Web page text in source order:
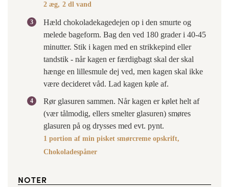
2 æg, 2 dl vand
Hæld chokoladekagedejen op i den smurte og
melede bageform. Bag den ved 180 grader i 40-45
minutter. Stik i kagen med en strikkepind eller
tandstik - når kagen er færdigbagt skal der skal
hænge en lillesmule dej ved, men kagen skal ikke
være decideret våd. Lad kagen køle af.
Rør glasuren sammen. Når kagen er kølet helt af
(vær tålmodig, ellers smelter glasuren) smøres
glasuren på og drysses med evt. pynt.
1 portion af min pisket smørcreme opskrift,
Chokoladespåner
NOTER